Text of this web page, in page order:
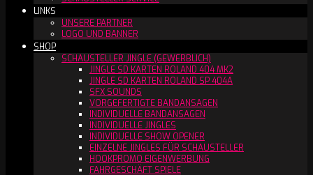
LINKS
UNSERE PARTNER
LOGO UND BANNER
SHOP
SCHAUSTELLER JINGLE (GEWERBLICH)
JINGLE SD KARTEN ROLAND 404 MK2
JINGLE SD KARTEN ROLAND SP 404A
SFX SOUNDS
VORGEFERTIGTE BANDANSAGEN
INDIVIDUELLE BANDANSAGEN
INDIVIDUELLE JINGLES
INDIVIDUELLE SHOW OPENER
EINZELNE JINGLES FÜR SCHAUSTELLER
HOOKPROMO EIGENWERBUNG
FAHRGESCHÄFT SPIELE